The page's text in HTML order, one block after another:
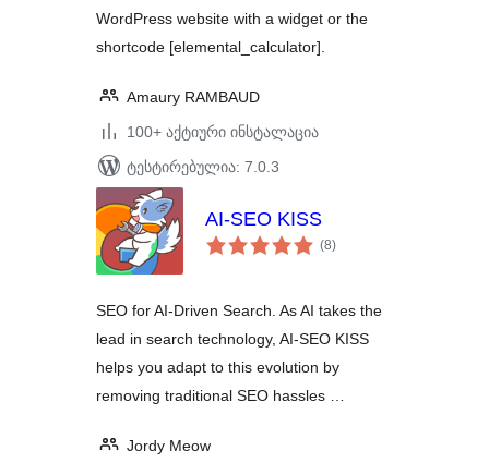
WordPress website with a widget or the
shortcode [elemental_calculator].
Amaury RAMBAUD
100+ აქტიური ინსტალაცია
ტესტირებულია: 7.0.3
AI-SEO KISS
(8საერთო
რეიტინგი
)
SEO for AI-Driven Search. As AI takes the
lead in search technology, AI-SEO KISS
helps you adapt to this evolution by
removing traditional SEO hassles …
Jordy Meow